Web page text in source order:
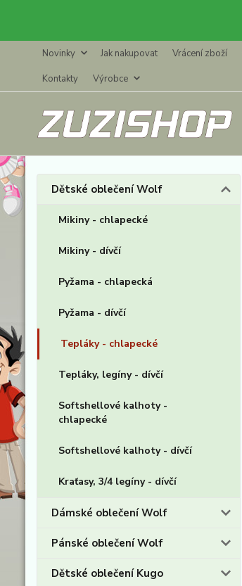
Novinky Jak nakupovat Vrácení zboží
Kontakty
Výrobce
Dětské oblečení Wolf
Mikiny - chlapecké
Mikiny - dívčí
Pyžama - chlapecká
Pyžama - dívčí
Tepláky - chlapecké
Tepláky, legíny - dívčí
Softshellové kalhoty -
chlapecké
Softshellové kalhoty - dívčí
Kraťasy, 3/4 legíny - dívčí
Dámské oblečení Wolf
Pánské oblečení Wolf
Dětské oblečení Kugo